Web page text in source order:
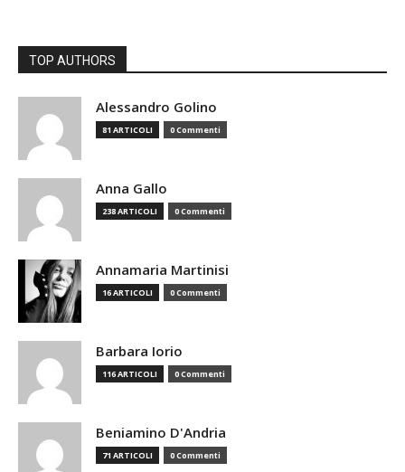
TOP AUTHORS
Alessandro Golino
81 ARTICOLI 0 Commenti
Anna Gallo
238 ARTICOLI 0 Commenti
Annamaria Martinisi
16 ARTICOLI 0 Commenti
Barbara Iorio
116 ARTICOLI 0 Commenti
Beniamino D'Andria
71 ARTICOLI 0 Commenti